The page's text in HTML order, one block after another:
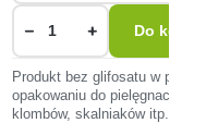
− + Do
Produkt bez glifosatu w
opakowaniu do pielęgnacji
klombów, skalniaków itp., Zabija